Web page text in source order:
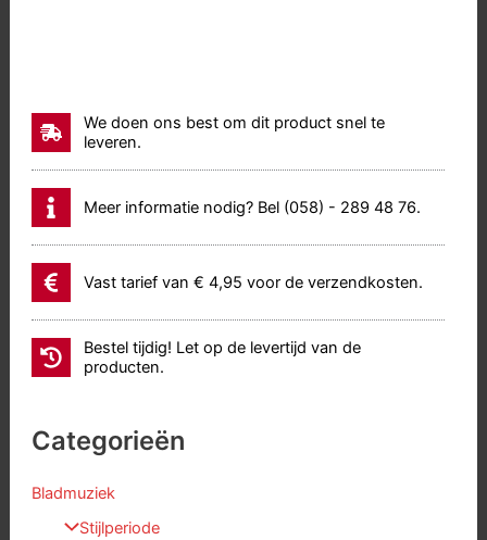
We doen ons best om dit product snel te
leveren.
Meer informatie nodig? Bel (058) - 289 48 76.
Vast tarief van € 4,95 voor de verzendkosten.
Bestel tijdig! Let op de levertijd van de
producten.
Categorieën
Bladmuziek
Stijlperiode